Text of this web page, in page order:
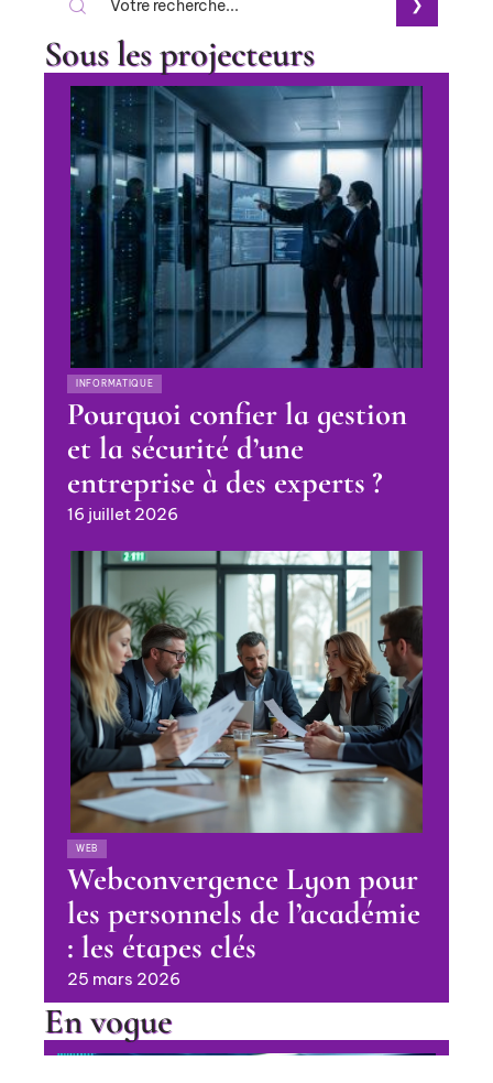
Sous les projecteurs
INFORMATIQUE
Pourquoi confier la gestion
et la sécurité d’une
entreprise à des experts ?
16 juillet 2026
WEB
Webconvergence Lyon pour
les personnels de l’académie
: les étapes clés
25 mars 2026
En vogue